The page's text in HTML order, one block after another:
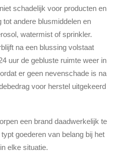
schadelijk voor producten en
tot andere blusmiddelen en
watermist of sprinkler.
na een blussing volstaat
uur de gebluste ruimte weer in
er geen nevenschade is na
voor herstel uitgekeerd
een brand daadwerkelijk te
goederen van belang bij het
elke situatie.